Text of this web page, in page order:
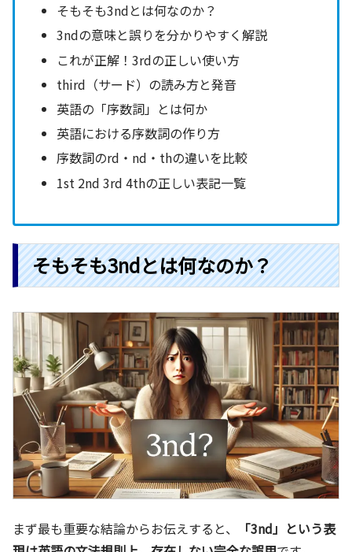
そもそも3ndとは何なのか？
3ndの意味と誤りを分かりやすく解説
これが正解！3rdの正しい使い方
third（サード）の読み方と発音
英語の「序数詞」とは何か
英語における序数詞の作り方
序数詞のrd・nd・thの違いを比較
1st 2nd 3rd 4thの正しい表記一覧
そもそも3ndとは何なのか？
まず最も重要な結論からお伝えすると、
「3nd」という表